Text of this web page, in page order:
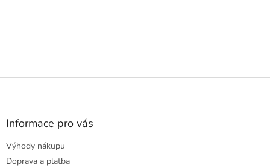
Z
Informace pro vás
Výhody nákupu
Doprava a platba